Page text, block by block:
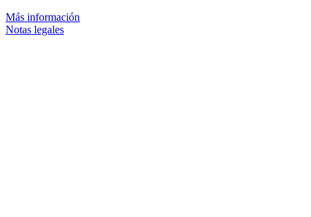
Más información
Notas legales